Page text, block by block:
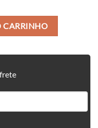
quantidade
CARRINHO